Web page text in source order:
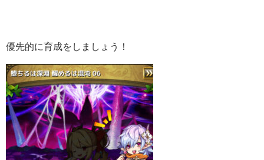
優先的に育成をしましょう！